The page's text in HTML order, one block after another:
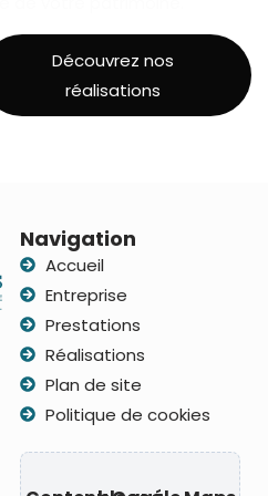
Découvrez nos
réalisations
Navigation
Accueil
Entreprise
Prestations
Réalisations
Plan de site
Politique de cookies